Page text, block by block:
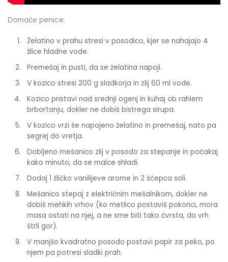
Domače penice:
Želatino v prahu stresi v posodico, kjer se nahajajo 4
žlice hladne vode.
Premešaj in pusti, da se želatina napoji.
V kozico stresi 200 g sladkorja in zlij 60 ml vode.
Kozico pristavi nad srednji ogenj in kuhaj ob rahlem
brbortanju, dokler ne dobiš bistrega sirupa.
V kozico vrzi še napojeno želatino in premešaj, nato pa
segrej do vretja.
Dobljeno mešanico zlij v posodo za stepanje in počakaj
kako minuto, da se malce shladi.
Dodaj 1 žličko vanilijeve arome in 2 ščepca soli.
Mešanico stepaj z električnim mešalnikom, dokler ne
dobiš mehkih vrhov (ko metlico postaviš pokonci, mora
masa ostati na njej, a ne sme biti tako čvrsta, da vrh
štrli gor).
V manjšo kvadratno posodo postavi papir za peko, po
njem pa potresi sladki prah.